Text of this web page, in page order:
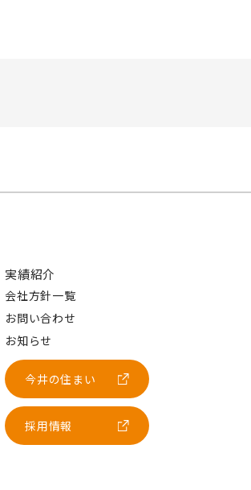
実績紹介
会社方針一覧
お問い合わせ
お知らせ
今井の住まい
採用情報